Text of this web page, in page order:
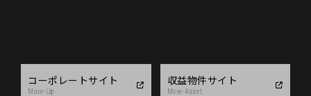
コーポレートサイト
Move-Up
収益物件サイト
Move-Asset